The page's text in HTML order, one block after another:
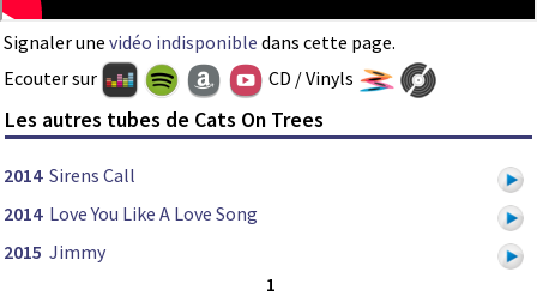
Signaler une vidéo indisponible dans cette page.
Ecouter sur
CD / Vinyls
Les autres tubes de Cats On Trees
2014 Sirens Call
2014 Love You Like A Love Song
2015 Jimmy
1